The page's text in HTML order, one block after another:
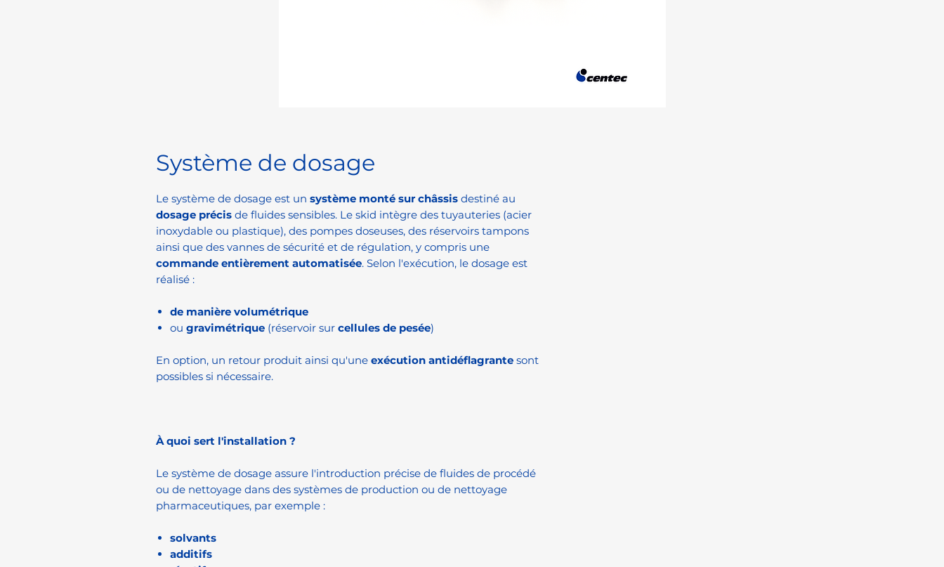
Système de dosage
Le système de dosage est un système monté sur châssis destiné au
dosage précis de fluides sensibles. Le skid intègre des tuyauteries (acier
inoxydable ou plastique), des pompes doseuses, des réservoirs tampons
ainsi que des vannes de sécurité et de régulation, y compris une
commande entièrement automatisée. Selon l'exécution, le dosage est
réalisé :
de manière volumétrique
ou gravimétrique (réservoir sur cellules de pesée)
En option, un retour produit ainsi qu'une exécution antidéflagrante sont
possibles si nécessaire.
À quoi sert l'installation ?
Le système de dosage assure l'introduction précise de fluides de procédé
ou de nettoyage dans des systèmes de production ou de nettoyage
pharmaceutiques, par exemple :
solvants
additifs